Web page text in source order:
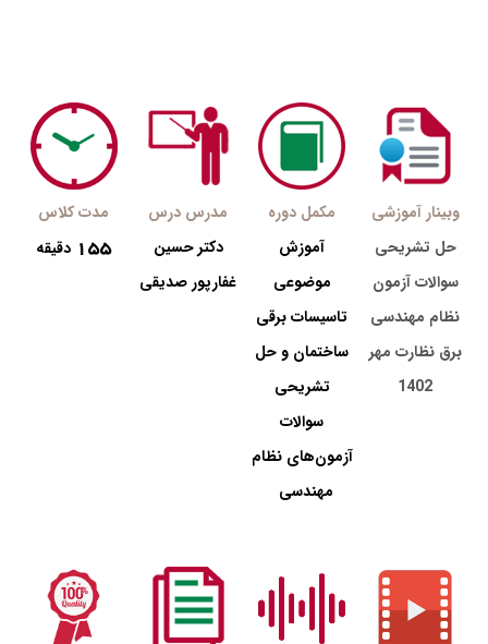
وبینار آموزشی
حل تشریحی
سوالات آزمون
نظام مهندسی
برق نظارت مهر
1402
مکمل دوره
آموزش
موضوعی
تاسیسات برقی
ساختمان و حل
تشریحی
سوالات
آزمون‌های نظام
مهندسی
مدرس درس
دکتر حسین
غفارپور صدیقی
مدت کلاس
155 دقیقه